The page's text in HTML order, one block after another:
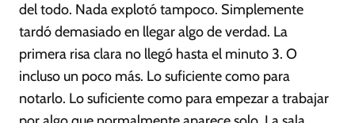
del todo. Nada explotó tampoco. Simplemente
tardó demasiado en llegar algo de verdad. La
primera risa clara no llegó hasta el minuto 3. O
incluso un poco más. Lo suficiente como para
notarlo. Lo suficiente como para empezar a trabajar